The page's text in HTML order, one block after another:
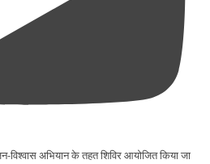
अभियान के तहत शिविर आयोजित किया जा